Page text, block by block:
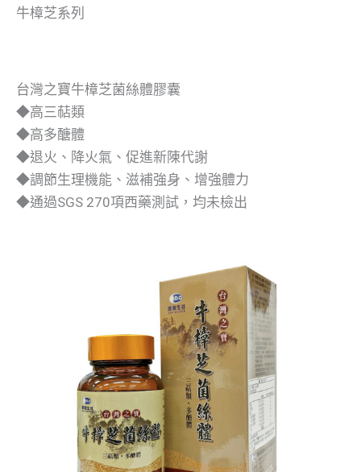
牛樟芝系列
台灣之寶牛樟芝菌絲體膠囊
◆高三萜類
◆高多醣體
◆退火、降火氣、促進新陳代謝
◆調節生理機能、滋補強身、增強體力
◆通過SGS 270項西藥測試，均未檢出